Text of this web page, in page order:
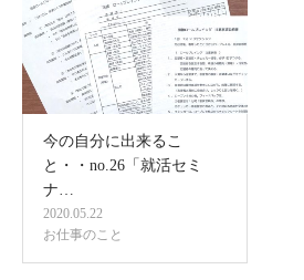
今の自分に出来るこ
と・・no.26「就活セミ
ナ…
2020.05.22
お仕事のこと